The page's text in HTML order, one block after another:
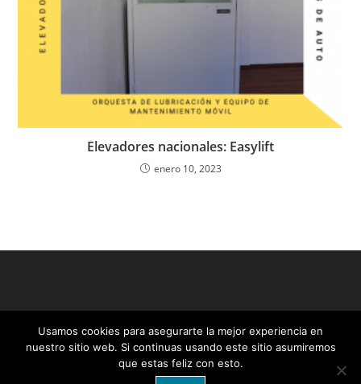
Elevadores nacionales: Easylift
enero 10, 2023
Usamos cookies para asegurarte la mejor experiencia en
nuestro sitio web. Si continuas usando este sitio asumiremos
que estas feliz con esto.